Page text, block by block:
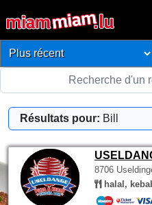
Résultats pour: Bill
8706
halal,